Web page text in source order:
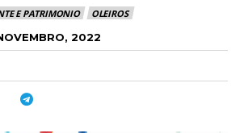
E PATRIMONIO OLEIROS
2022